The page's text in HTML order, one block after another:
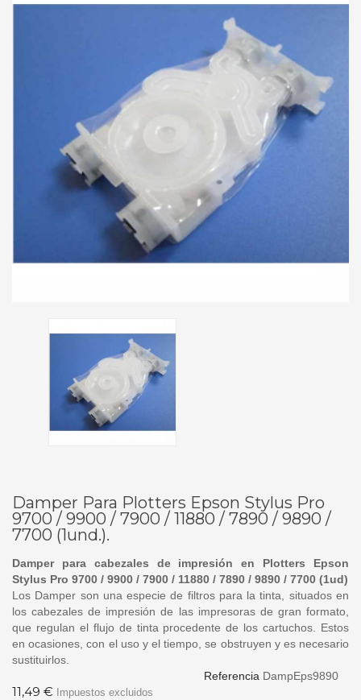
Damper Para Plotters Epson Stylus Pro
9700 / 9900 / 7900 / 11880 / 7890 / 9890 /
7700 (1und.).
Damper para cabezales de impresión en Plotters Epson
Stylus Pro 9700 / 9900 / 7900 / 11880 / 7890 / 9890 / 7700 (1ud)
Los Damper son una especie de filtros para la tinta, situados en
los cabezales de impresión de las impresoras de gran formato,
que regulan el flujo de tinta procedente de los cartuchos. Estos
en ocasiones, con el uso y el tiempo, se obstruyen y es necesario
sustituirlos.
Referencia DampEps9890
11,49 € Impuestos excluidos